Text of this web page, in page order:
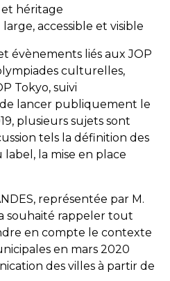
et héritage
accessible et visible
évènements liés aux JOP
culturelles,
Tokyo, suivi
lancer publiquement le
plusieurs sujets sont
tels la définition des
la mise en place
représentée par M.
a souhaité rappeler tout
en compte le contexte
en mars 2020
des villes à partir de